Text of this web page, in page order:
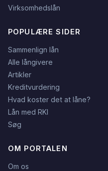
Virksomhedslån
POPULÆRE SIDER
Sammenlign lån
Alle långivere
Artikler
Kreditvurdering
Hvad koster det at låne?
Lån med RKI
Søg
OM PORTALEN
Om os